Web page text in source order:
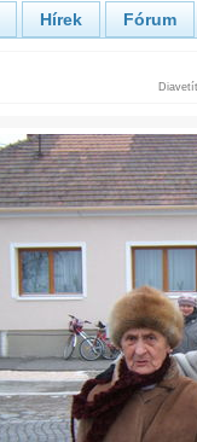
Hírek Fórum